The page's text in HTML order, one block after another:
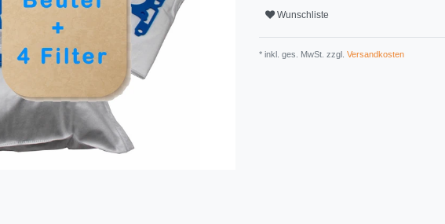
Wunschliste
* inkl. ges. MwSt. zzgl. Versandkosten